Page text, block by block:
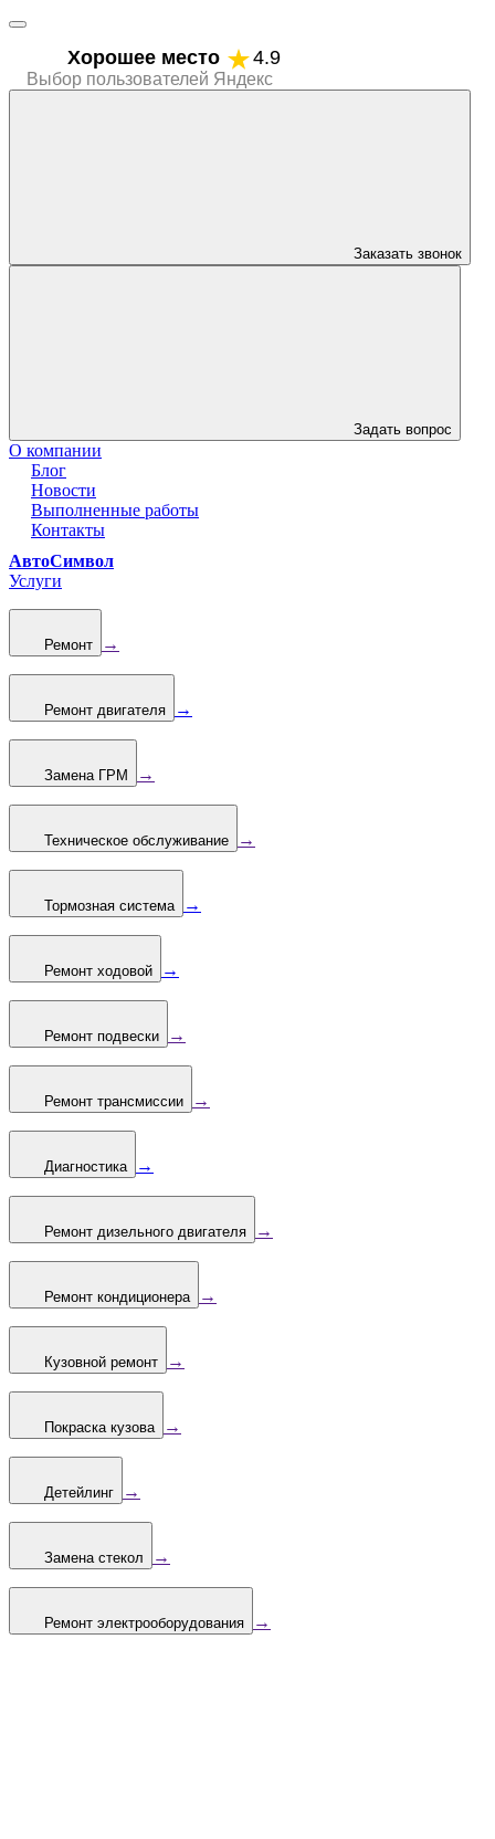
Хорошее место 4.9
Выбор пользователей Яндекс
Заказать звонок
Задать вопрос
О компании
Блог
Новости
Выполненные работы
Контакты
АвтоСимвол
Услуги
Ремонт →
Ремонт двигателя →
Замена ГРМ →
Техническое обслуживание →
Тормозная система →
Ремонт ходовой →
Ремонт подвески →
Ремонт трансмиссии →
Диагностика →
Ремонт дизельного двигателя →
Ремонт кондиционера →
Кузовной ремонт →
Покраска кузова →
Детейлинг →
Замена стекол →
Ремонт электрооборудования →